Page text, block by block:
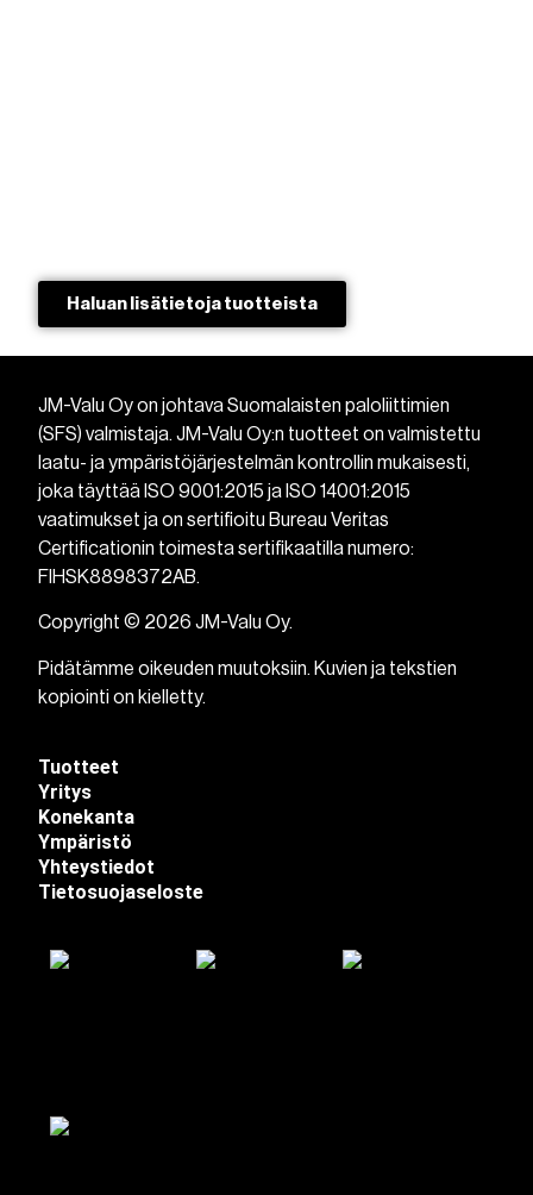
Haluan lisätietoja tuotteista​
JM-Valu Oy on johtava Suomalaisten paloliittimien
(SFS) valmistaja. JM-Valu Oy:n tuotteet on valmistettu
laatu- ja ympäristöjärjestelmän kontrollin mukaisesti,
joka täyttää ISO 9001:2015 ja ISO 14001:2015
vaatimukset ja on sertifioitu Bureau Veritas
Certificationin toimesta sertifikaatilla numero:
FIHSK8898372AB.
Copyright © 2026 JM-Valu Oy.
Pidätämme oikeuden muutoksiin. Kuvien ja tekstien
kopiointi on kielletty.
Tuotteet
Yritys
Konekanta
Ympäristö
Yhteystiedot
Tietosuojaseloste